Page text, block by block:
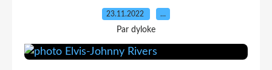
23.11.2022 …
Par dyloke